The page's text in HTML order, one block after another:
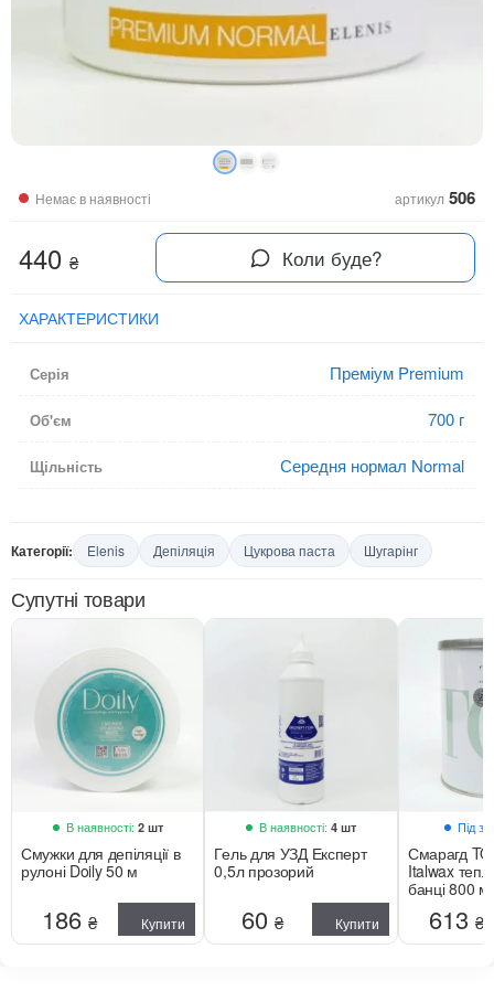
Немає в наявності артикул 506
440 ₴ Коли буде?
ХАРАКТЕРИСТИКИ
Серія Преміум Premium
Об'єм 700 г
Щільність Середня нормал Normal
Категорії: Elenis Депіляція Цукрова паста Шугарінг
Супутні товари
В наявності: 2 шт
Смужки для депіляції в
рулоні Doily 50 м
186 ₴ Купити
В наявності: 4 шт
Гель для УЗД Експерт
0,5л прозорий
60₴ Купити
Під
Смарагд
Italwax
банці 800
613 ₴